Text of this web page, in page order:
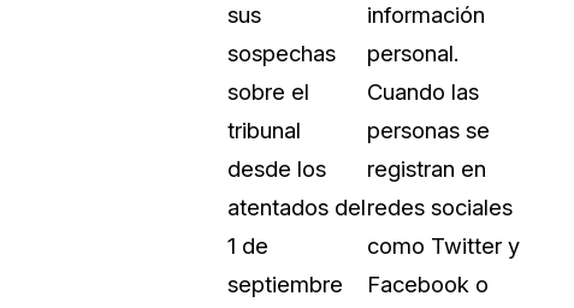
sus
sospechas
sobre el
tribunal
desde los
atentados del
1 de
septiembre
información
personal.
Cuando las
personas se
registran en
redes sociales
como Twitter y
Facebook o